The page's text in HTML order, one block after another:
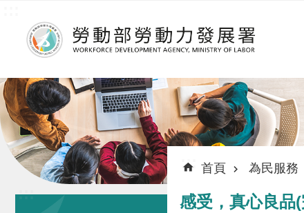
:::
::: 首頁 為民服務
感受，真心良品